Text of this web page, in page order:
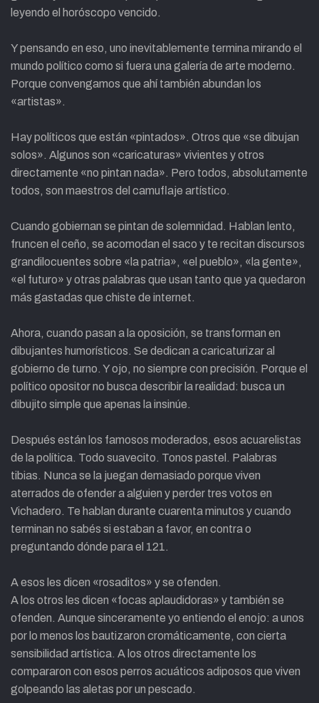
leyendo el horóscopo vencido.
Y pensando en eso, uno inevitablemente termina mirando el
mundo político como si fuera una galería de arte moderno.
Porque convengamos que ahí también abundan los
«artistas».
Hay políticos que están «pintados». Otros que «se dibujan
solos». Algunos son «caricaturas» vivientes y otros
directamente «no pintan nada». Pero todos, absolutamente
todos, son maestros del camuflaje artístico.
Cuando gobiernan se pintan de solemnidad. Hablan lento,
fruncen el ceño, se acomodan el saco y te recitan discursos
grandilocuentes sobre «la patria», «el pueblo», «la gente»,
«el futuro» y otras palabras que usan tanto que ya quedaron
más gastadas que chiste de internet.
Ahora, cuando pasan a la oposición, se transforman en
dibujantes humorísticos. Se dedican a caricaturizar al
gobierno de turno. Y ojo, no siempre con precisión. Porque el
político opositor no busca describir la realidad: busca un
dibujito simple que apenas la insinúe.
Después están los famosos moderados, esos acuarelistas
de la política. Todo suavecito. Tonos pastel. Palabras
tibias. Nunca se la juegan demasiado porque viven
aterrados de ofender a alguien y perder tres votos en
Vichadero. Te hablan durante cuarenta minutos y cuando
terminan no sabés si estaban a favor, en contra o
preguntando dónde para el 121.
A esos les dicen «rosaditos» y se ofenden.
A los otros les dicen «focas aplaudidoras» y también se
ofenden. Aunque sinceramente yo entiendo el enojo: a unos
por lo menos los bautizaron cromáticamente, con cierta
sensibilidad artística. A los otros directamente los
compararon con esos perros acuáticos adiposos que viven
golpeando las aletas por un pescado.